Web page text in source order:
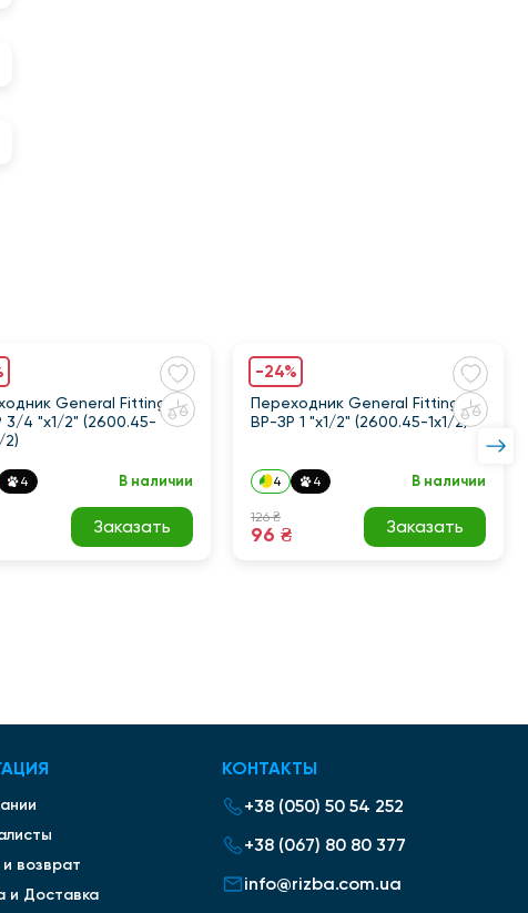
General Fittings
3/4 "x1/2" (2600.45-
2)
4 В наличии
Заказать
-24%
Переходник General Fittings
ВР-ЗР 1 "x1/2" (2600.45-1x1/2)
4 4 В наличии
126 ₴
96 ₴ Заказать
возврат
и Доставка
КОНТАКТЫ
+38 (050) 50 54 252
+38 (067) 80 80 377
info@rizba.com.ua